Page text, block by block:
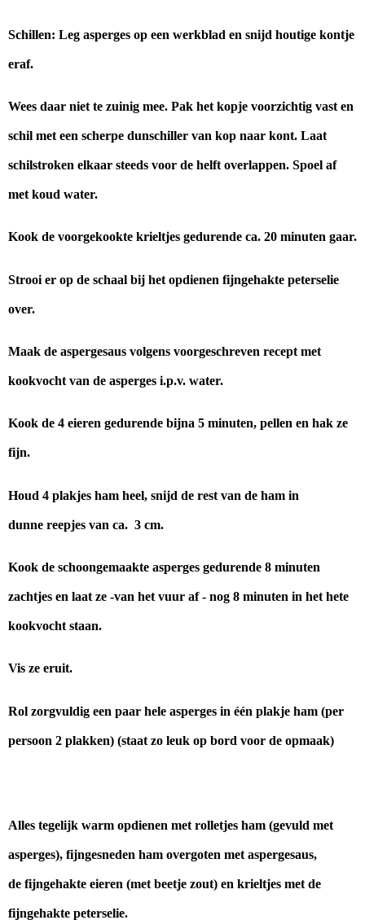
Schillen: Leg asperges op een werkblad en snijd houtige kontje
eraf.
Wees daar niet te zuinig mee. Pak het kopje voorzichtig vast en
schil met een scherpe dunschiller van kop naar kont. Laat
schilstroken elkaar steeds voor de helft overlappen. Spoel af
met koud water.
Kook de voorgekookte krieltjes gedurende ca. 20 minuten gaar.
Strooi er op de schaal bij het opdienen fijngehakte peterselie
over.
Maak de aspergesaus volgens voorgeschreven recept met
kookvocht van de asperges i.p.v. water.
Kook de 4 eieren gedurende bijna 5 minuten, pellen en hak ze
fijn.
Houd 4 plakjes ham heel, snijd de rest van de ham in
dunne reepjes van ca. 3 cm.
Kook de schoongemaakte asperges gedurende 8 minuten
zachtjes en laat ze -van het vuur af - nog 8 minuten in het hete
kookvocht staan.
Vis ze eruit.
Rol zorgvuldig een paar hele asperges in één plakje ham (per
persoon 2 plakken) (staat zo leuk op bord voor de opmaak)
Alles tegelijk warm opdienen met rolletjes ham (gevuld met
asperges), fijngesneden ham overgoten met aspergesaus,
de fijngehakte eieren (met beetje zout) en krieltjes met de
fijngehakte peterselie.